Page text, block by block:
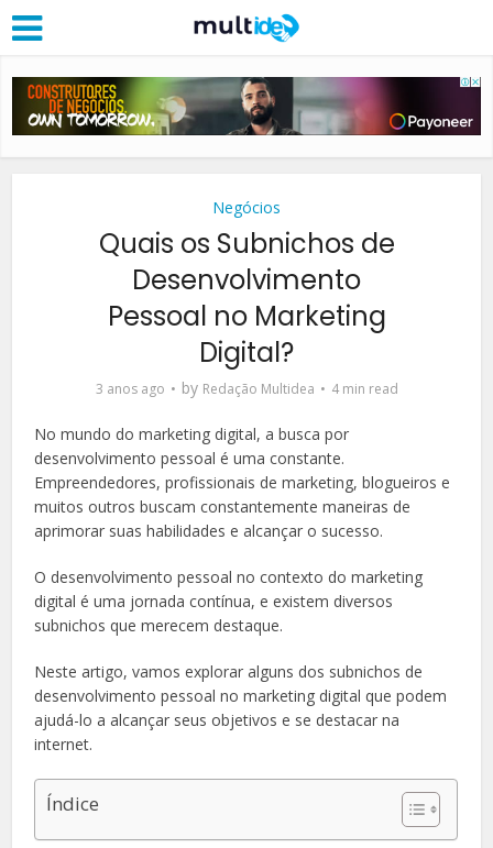
Negócios
Quais os Subnichos de
Desenvolvimento
Pessoal no Marketing
Digital?
3 anos ago by Redação Multidea 4 min read
No mundo do marketing digital, a busca por
desenvolvimento pessoal é uma constante.
Empreendedores, profissionais de marketing, blogueiros e
muitos outros buscam constantemente maneiras de
aprimorar suas habilidades e alcançar o sucesso.
O desenvolvimento pessoal no contexto do marketing
digital é uma jornada contínua, e existem diversos
subnichos que merecem destaque.
Neste artigo, vamos explorar alguns dos subnichos de
desenvolvimento pessoal no marketing digital que podem
ajudá-lo a alcançar seus objetivos e se destacar na
internet.
Índice